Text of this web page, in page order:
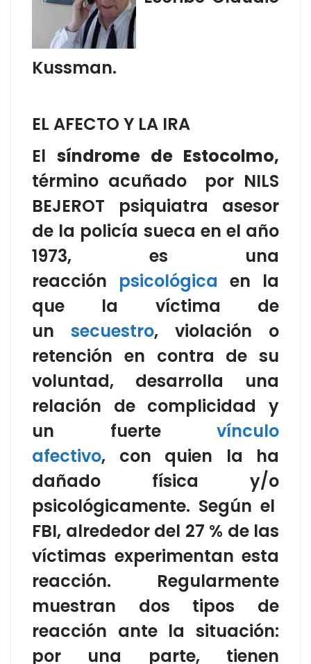
Kussman.
EL AFECTO Y LA IRA
El síndrome de Estocolmo,
término acuñado
por NILS
BEJEROT psiquiatra asesor
de la policía sueca en el año
1973, es una
reacción psicológica en la
que la víctima de
un secuestro, violación o
retención en contra de su
voluntad, desarrolla una
relación de complicidad y
un fuerte vínculo
afectivo, con quien la ha
dañado física y/o
psicológicamente. Según el
FBI, alrededor del 27 % de las
víctimas experimentan esta
reacción. Regularmente
muestran dos tipos de
reacción ante la situación:
por una parte, tienen